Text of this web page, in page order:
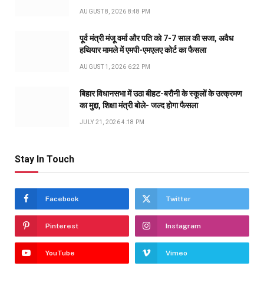
AUGUST 8, 2026 8:48 PM
पूर्व मंत्री मंजू वर्मा और पति को 7-7 साल की सजा, अवैध
हथियार मामले में एमपी-एमएलए कोर्ट का फैसला
AUGUST 1, 2026 6:22 PM
बिहार विधानसभा में उठा बीहट-बरौनी के स्कूलों के उत्क्रमण
का मुद्दा, शिक्षा मंत्री बोले- जल्द होगा फैसला
JULY 21, 2026 4:18 PM
Stay In Touch
Facebook Twitter
Pinterest Instagram
YouTube Vimeo